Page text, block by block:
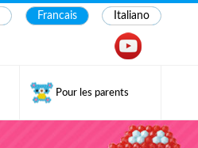
Pour les parents
Francais Italiano